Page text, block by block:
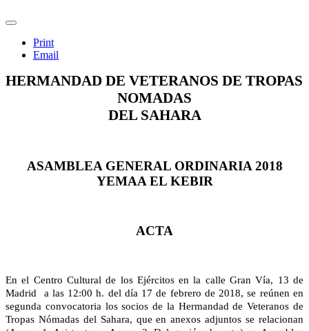
Print
Email
HERMANDAD DE VETERANOS DE TROPAS
NOMADAS
DEL SAHARA
ASAMBLEA GENERAL ORDINARIA 2018
YEMAA EL KEBIR
ACTA
En el Centro Cultural de los Ejércitos en la calle Gran Vía, 13 de
Madrid  a las 12:00 h. del día 17 de febrero de 2018, se reúnen en
segunda convocatoria los socios de la Hermandad de Veteranos de
Tropas Nómadas del Sahara, que en anexos adjuntos se relacionan